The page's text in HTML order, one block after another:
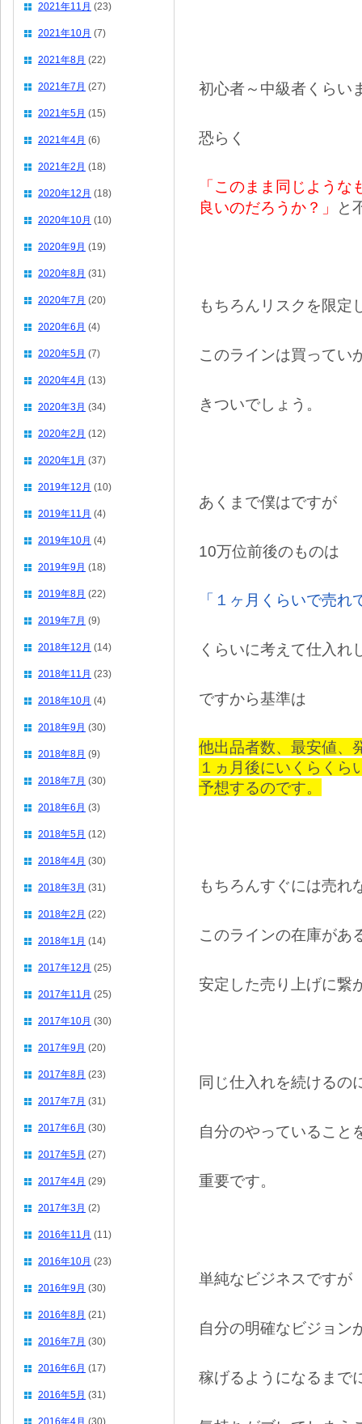
初心者～中級者くらい
恐らく
「このまま同じよう
良いのだろうか？」
と
もちろんリスクを限定
このラインは買ってい
きついでしょう。
あくまで僕はですが
10万位前後のものは
「１ヶ月くらいで売れ
くらいに考えて仕入れ
ですから基準は
他出品者数、最安値、
１ヵ月後にいくらくら
予想するのです。
もちろんすぐには売れ
このラインの在庫があ
安定した売り上げに繋
同じ仕入れを続けるの
自分のやっていること
重要です。
単純なビジネスですが
自分の明確なビジョン
稼げるようになるまで
2021年11月 (23)
2021年10月 (7)
2021年8月 (22)
2021年7月 (27)
2021年5月 (15)
2021年4月 (6)
2021年2月 (18)
2020年12月 (18)
2020年10月 (10)
2020年9月 (19)
2020年8月 (31)
2020年7月 (20)
2020年6月 (4)
2020年5月 (7)
2020年4月 (13)
2020年3月 (34)
2020年2月 (12)
2020年1月 (37)
2019年12月 (10)
2019年11月 (4)
2019年10月 (4)
2019年9月 (18)
2019年8月 (22)
2019年7月 (9)
2018年12月 (14)
2018年11月 (23)
2018年10月 (4)
2018年9月 (30)
2018年8月 (9)
2018年7月 (30)
2018年6月 (3)
2018年5月 (12)
2018年4月 (30)
2018年3月 (31)
2018年2月 (22)
2018年1月 (14)
2017年12月 (25)
2017年11月 (25)
2017年10月 (30)
2017年9月 (20)
2017年8月 (23)
2017年7月 (31)
2017年6月 (30)
2017年5月 (27)
2017年4月 (29)
2017年3月 (2)
2016年11月 (11)
2016年10月 (23)
2016年9月 (30)
2016年8月 (21)
2016年7月 (30)
2016年6月 (17)
2016年5月 (31)
2016年4月 (30)